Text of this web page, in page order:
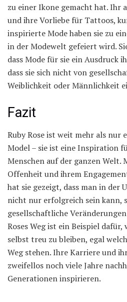
zu einer Ikone gemacht hat. Ihr
und ihre Vorliebe für Tattoos,
inspirierte Mode haben sie zu
in der Modewelt gefeiert wird.
dass Mode für sie ein Ausdruck
dass sie sich nicht von
Weiblichkeit oder Männlichkeit
Fazit
Ruby Rose ist weit mehr als nur
Model – sie ist eine Inspiration
Menschen auf der ganzen
Offenheit und ihrem
hat sie gezeigt, dass man in
nicht nur erfolgreich sein kann,
gesellschaftliche
Roses Weg ist ein Beispiel
selbst treu zu bleiben, egal
Weg stehen. Ihre Karriere und
zweifellos noch viele Jahre
Generationen inspirieren.